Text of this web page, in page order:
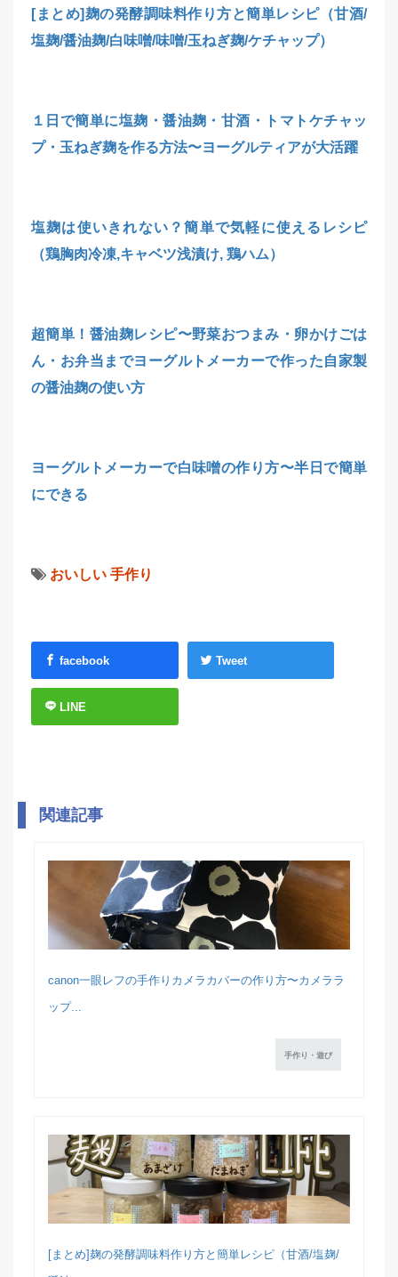
[まとめ]麹の発酵調味料作り方と簡単レシピ（甘酒/
塩麹/醤油麹/白味噌/味噌/玉ねぎ麹/ケチャップ）
１日で簡単に塩麹・醤油麹・甘酒・トマトケチャッ
プ・玉ねぎ麹を作る方法〜ヨーグルティアが大活躍
塩麹は使いきれない？簡単で気軽に使えるレシピ
（鶏胸肉冷凍,キャベツ浅漬け, 鶏ハム）
超簡単！醤油麹レシピ〜野菜おつまみ・卵かけごは
ん・お弁当までヨーグルトメーカーで作った自家製
の醤油麹の使い方
ヨーグルトメーカーで白味噌の作り方〜半日で簡単
にできる
おいしい 手作り
facebook Tweet
LINE
関連記事
canon一眼レフの手作りカメラカバーの作り方〜カメララ
ップ...
手作り・遊び
[まとめ]麹の発酵調味料作り方と簡単レシピ（甘酒/塩麹/